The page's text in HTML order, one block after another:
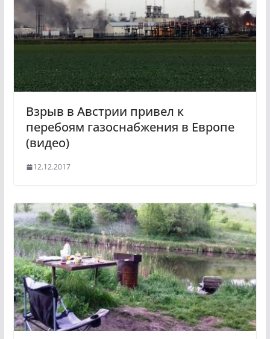
Взрыв в Австрии привел к
перебоям газоснабжения в Европе
(видео)
12.12.2017